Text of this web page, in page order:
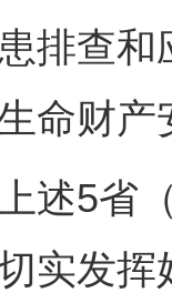
排查
命财产
5省（
实发